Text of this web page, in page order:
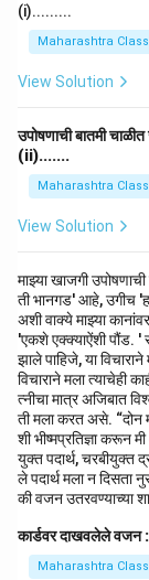
(i).........
Maharashtra
View Solution
उपोषणाची बातमी
(ii).......
Maharashtra
View Solution
माझ्या खाजगी
ती भानगड' आहे, उगीच
अशी वाक्ये माझ्या
'एकशे एक्क्याऐंशी पौंड. '
झाले पाहिजे, या
विचाराने मला त्याचेही
त्नीचा मात्र अजिबात
ती मला करत असे. “दोन
शी भीष्मप्रतिज्ञा करून
युक्त पदार्थ, चरबीयुक्त
ले पदार्थ मला न दिसता
की वजन उतरवण्याच्या
कार्डवर दाखवलेले वजन :
Maharashtra